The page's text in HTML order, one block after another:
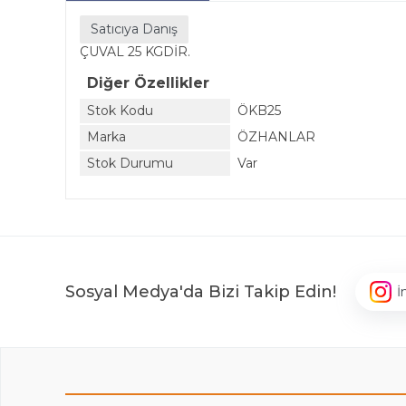
Satıcıya Danış
ÇUVAL 25 KGDİR.
Diğer Özellikler
Stok Kodu
ÖKB25
Marka
ÖZHANLAR
Stok Durumu
Var
Sosyal Medya'da Bizi Takip Edin!